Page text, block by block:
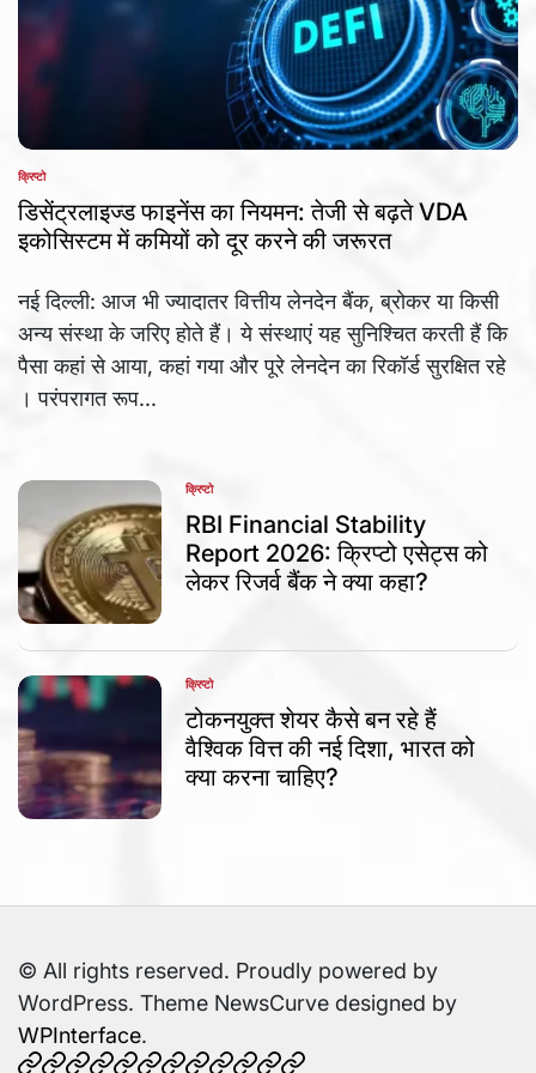
POSTED
IN
क्रिप्टो
डिसेंट्रलाइज्ड फाइनेंस का नियमन: तेजी से बढ़ते VDA
इकोसिस्टम में कमियों को दूर करने की जरूरत
नई दिल्ली: आज भी ज्यादातर वित्तीय लेनदेन बैंक, ब्रोकर या किसी
अन्य संस्था के जरिए होते हैं। ये संस्थाएं यह सुनिश्चित करती हैं कि
पैसा कहां से आया, कहां गया और पूरे लेनदेन का रिकॉर्ड सुरक्षित रहे
। परंपरागत रूप...
POSTED
IN
क्रिप्टो
RBI Financial Stability
Report 2026: क्रिप्टो एसेट्स को
लेकर रिजर्व बैंक ने क्या कहा?
POSTED
IN
क्रिप्टो
टोकनयुक्त शेयर कैसे बन रहे हैं
वैश्विक वित्त की नई दिशा, भारत को
क्या करना चाहिए?
© All rights reserved. Proudly powered by
WordPress. Theme NewsCurve designed by
WPInterface.